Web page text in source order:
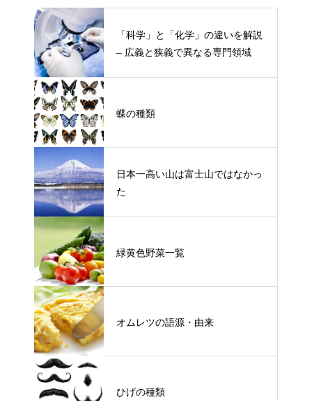
「科学」と「化学」の違いを解説
– 広義と狭義で異なる専門領域
蝶の種類
日本一高い山は富士山ではなかっ
た
緑黄色野菜一覧
オムレツの語源・由来
ひげの種類